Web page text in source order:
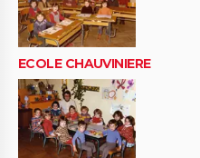
ECOLE CHAUVINIERE